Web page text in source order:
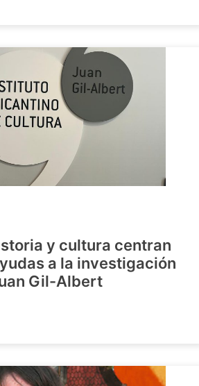
y cultura centran
a la investigación
Gil-Albert